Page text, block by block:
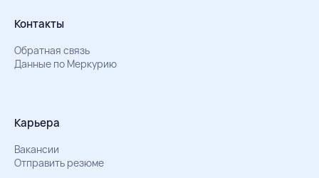
Контакты
Обратная связь
Данные по Меркурию
Карьера
Вакансии
Отправить резюме